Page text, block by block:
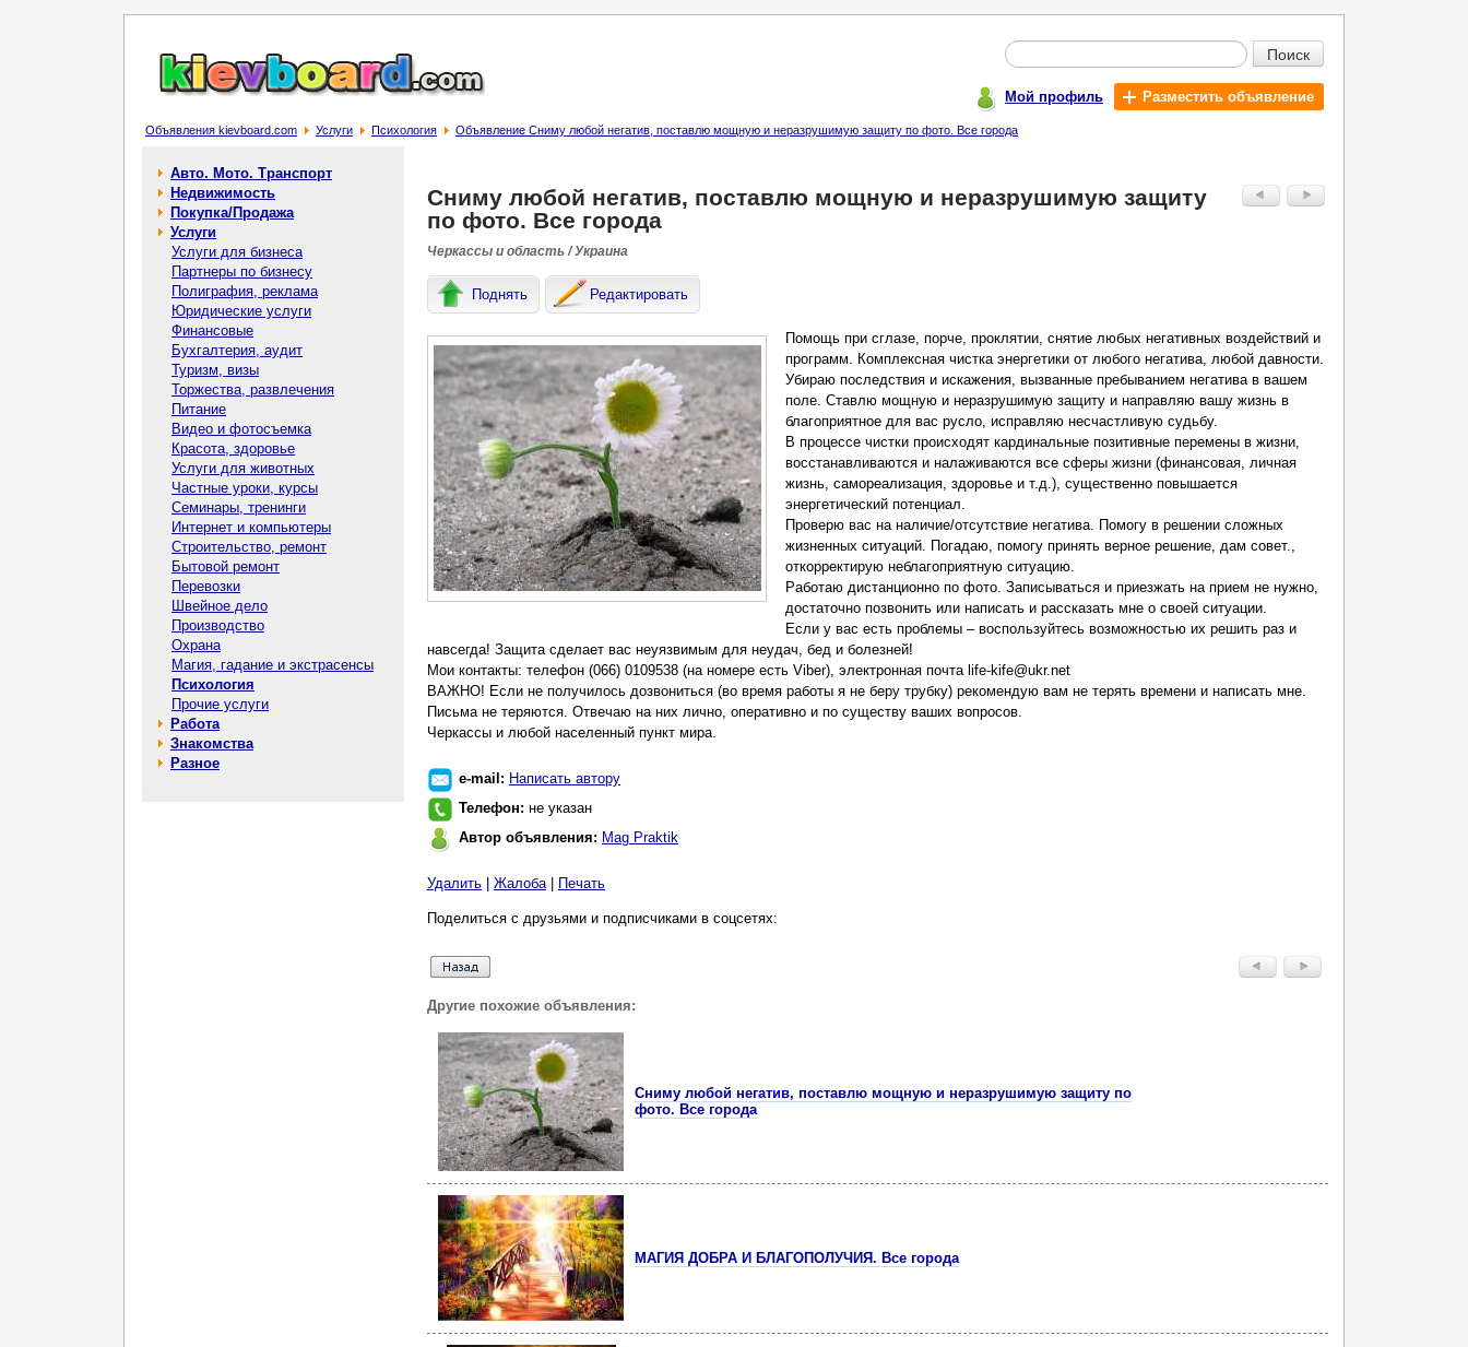
Поиск
Мой профиль Разместить объявление
Объявления kievboard.com Услуги Психология Объявление Сниму любой негатив, поставлю мощную и неразрушимую защиту по фото. Все города
Авто. Мото. Транспорт
Недвижимость
Покупка/Продажа
Услуги
Услуги для бизнеса
Партнеры по бизнесу
Полиграфия, реклама
Юридические услуги
Финансовые
Бухгалтерия, аудит
Туризм, визы
Торжества, развлечения
Питание
Видео и фотосъемка
Красота, здоровье
Услуги для животных
Частные уроки, курсы
Семинары, тренинги
Интернет и компьютеры
Строительство, ремонт
Бытовой ремонт
Перевозки
Швейное дело
Производство
Охрана
Магия, гадание и экстрасенсы
Психология
Прочие услуги
Работа
Знакомства
Разное
Сниму любой негатив, поставлю мощную и неразрушимую защиту
по фото. Все города
Черкассы и область / Украина
Поднять Редактировать
Помощь при сглазе, порче, проклятии, снятие любых негативных воздействий и
программ. Комплексная чистка энергетики от любого негатива, любой давности.
Убираю последствия и искажения, вызванные пребыванием негатива в вашем
поле. Ставлю мощную и неразрушимую защиту и направляю вашу жизнь в
благоприятное для вас русло, исправляю несчастливую судьбу.
В процессе чистки происходят кардинальные позитивные перемены в жизни,
восстанавливаются и налаживаются все сферы жизни (финансовая, личная
жизнь, самореализация, здоровье и т.д.), существенно повышается
энергетический потенциал.
Проверю вас на наличие/отсутствие негатива. Помогу в решении сложных
жизненных ситуаций. Погадаю, помогу принять верное решение, дам совет.,
откорректирую неблагоприятную ситуацию.
Работаю дистанционно по фото. Записываться и приезжать на прием не нужно,
достаточно позвонить или написать и рассказать мне о своей ситуации.
Если у вас есть проблемы – воспользуйтесь возможностью их решить раз и
навсегда! Защита сделает вас неуязвимым для неудач, бед и болезней!
Мои контакты: телефон (066) 0109538 (на номере есть Viber), электронная почта life-kife@ukr.net
ВАЖНО! Если не получилось дозвониться (во время работы я не беру трубку) рекомендую вам не терять времени и написать мне.
Письма не теряются. Отвечаю на них лично, оперативно и по существу ваших вопросов.
Черкассы и любой населенный пункт мира.
e-mail: Написать автору
Телефон: не указан
Автор объявления: Mag Praktik
Удалить Жалоба| Печать
Поделиться с друзьями и подписчиками в соцсетях:
Другие похожие объявления:
Сниму любой негатив, поставлю мощную и неразрушимую защиту по
фото. Все города
МАГИЯ ДОБРА И БЛАГОПОЛУЧИЯ. Все города